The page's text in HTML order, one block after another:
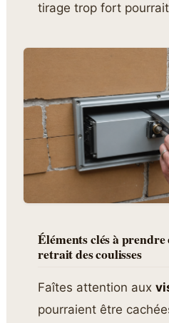
tirage trop fort
Éléments clés à
retrait des coulisses
Faîtes attention aux
pourraient être